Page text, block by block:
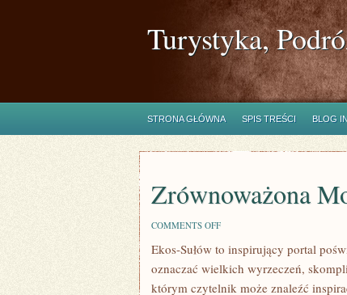
Turystyka,
STRONA GŁÓWNA SPIS TREŚCI BLOG
Zrównoważona
COMMENTS OFFON
MODA
Ekos-Sułów to inspirujący portal
oznaczać wielkich wyrzeczeń,
którym czytelnik może znaleźć